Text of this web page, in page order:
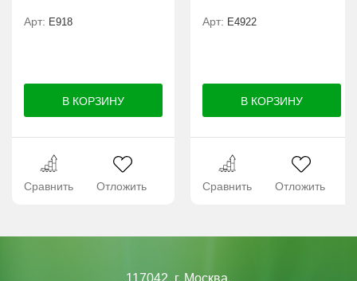
Арт: E918
Сравнить Отложить
Арт: Е4922
Сравнить Отложить
117042, г. Москва,